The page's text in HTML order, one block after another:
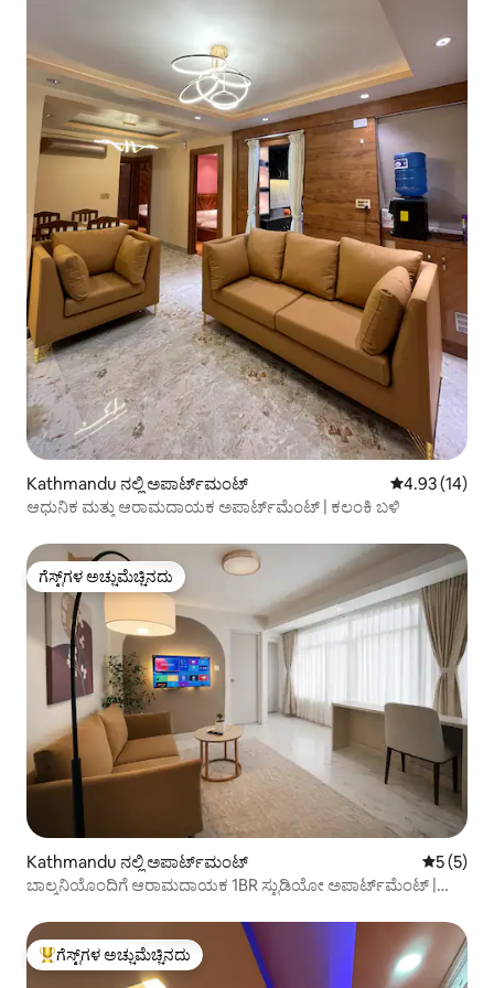
Kathmandu ನಲ್ಲಿ ಅಪಾರ್ಟ್‌ಮಂಟ್ 5 ರಲ್ಲಿ 4.93
4.93 (14)
ಆಧುನಿಕ ಮತ್ತು ಆರಾಮದಾಯಕ ಅಪಾರ್ಟ್‌ಮೆಂಟ್ | ಕಲಂಕಿ ಬಳಿ
ಗೆಸ್ಟ್‌ಗಳ ಅಚ್ಚುಮೆಚ್ಚಿನದು
ಗೆಸ್ಟ್‌ಗಳ ಅಚ್ಚುಮೆಚ್ಚಿನದು
Kathmandu ನಲ್ಲಿ ಅಪಾರ್ಟ್‌ಮಂಟ್ 5 ರಲ್ಲಿ 5
5 (5)
ಬಾಲ್ಕನಿಯೊಂದಿಗೆ ಆರಾಮದಾಯಕ 1BR ಸ್ಟುಡಿಯೋ ಅಪಾರ್ಟ್‌ಮೆಂಟ್ |
ಗೆಸ್ಟ್‌ಗಳಿಗೆ ಅತಿ ಹೆಚ್ಚು ಅಚ್ಚುಮೆಚ್ಚಿನದು
ಗೆಸ್ಟ್‌ಗಳ ಅಚ್ಚುಮೆಚ್ಚಿನದು